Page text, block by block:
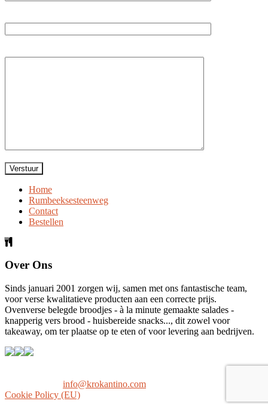
Home
Rumbeeksesteenweg
Contact
Bestellen
Over Ons
Sinds januari 2001 zorgen wij, samen met ons fantastische team,
voor verse kwalitatieve producten aan een correcte prijs.
Ovenverse belegde broodjes - à la minute gemaakte salades -
knapperig vers brood - huisbereide snacks..., dit zowel voor
takeaway, om ter plaatse op te eten of voor levering aan bedrijven.
info@krokantino.com
Cookie Policy (EU)